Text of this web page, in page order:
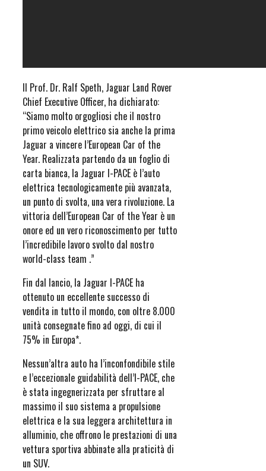
Il Prof. Dr. Ralf Speth, Jaguar Land Rover
Chief Executive Officer, ha dichiarato:
“Siamo molto orgogliosi che il nostro
primo veicolo elettrico sia anche la prima
Jaguar a vincere l’European Car of the
Year. Realizzata partendo da un foglio di
carta bianca, la Jaguar I-PACE è l’auto
elettrica tecnologicamente più avanzata,
un punto di svolta, una vera rivoluzione. La
vittoria dell’European Car of the Year è un
onore ed un vero riconoscimento per tutto
l’incredibile lavoro svolto dal nostro
world-class team .”
Fin dal lancio, la Jaguar I-PACE ha
ottenuto un eccellente successo di
vendita in tutto il mondo, con oltre 8.000
unità consegnate fino ad oggi, di cui il
75% in Europa*.
Nessun’altra auto ha l’inconfondibile stile
e l’eccezionale guidabilità dell’I-PACE, che
è stata ingegnerizzata per sfruttare al
massimo il suo sistema a propulsione
elettrica e la sua leggera architettura in
alluminio, che offrono le prestazioni di una
vettura sportiva abbinate alla praticità di
un SUV.